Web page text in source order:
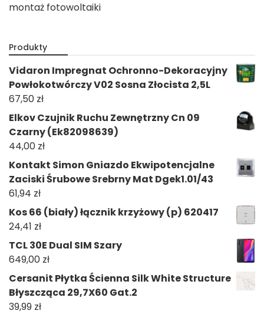
montaż fotowoltaiki
Produkty
Vidaron Impregnat Ochronno-Dekoracyjny
Powłokotwórczy V02 Sosna Złocista 2,5L
67,50 zł
Elkov Czujnik Ruchu Zewnętrzny Cn 09
Czarny (Ek82098639)
44,00 zł
Kontakt Simon Gniazdo Ekwipotencjalne
Zaciski Śrubowe Srebrny Mat Dgek1.01/43
61,94 zł
Kos 66 (biały) łącznik krzyżowy (p) 620417
24,41 zł
TCL 30E Dual SIM Szary
649,00 zł
Cersanit Płytka Ścienna Silk White Structure
Błyszcząca 29,7X60 Gat.2
39,99 zł